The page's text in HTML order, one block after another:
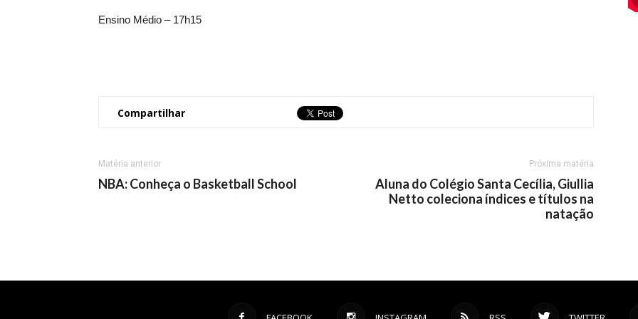
Ensino Médio – 17h15
Compartilhar
Matéria anterior
NBA: Conheça o Basketball School
Próxima matéria
Aluna do Colégio Santa Cecília, Giullia
Netto coleciona índices e títulos na
natação